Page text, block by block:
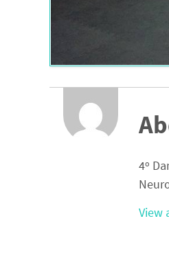
4º
View